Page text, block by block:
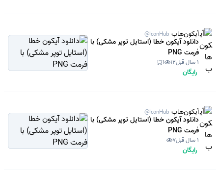
آیکون‌هاب @IconHub
دانلود آیکون خطا (استایل توپر مشکی) با
فرمت PNG
1 سال قبل 12
1
رایگان
آیکون‌هاب @IconHub
دانلود آیکون خطا (استایل توپر مشکی) با
فرمت PNG
1 سال قبل 7
رایگان